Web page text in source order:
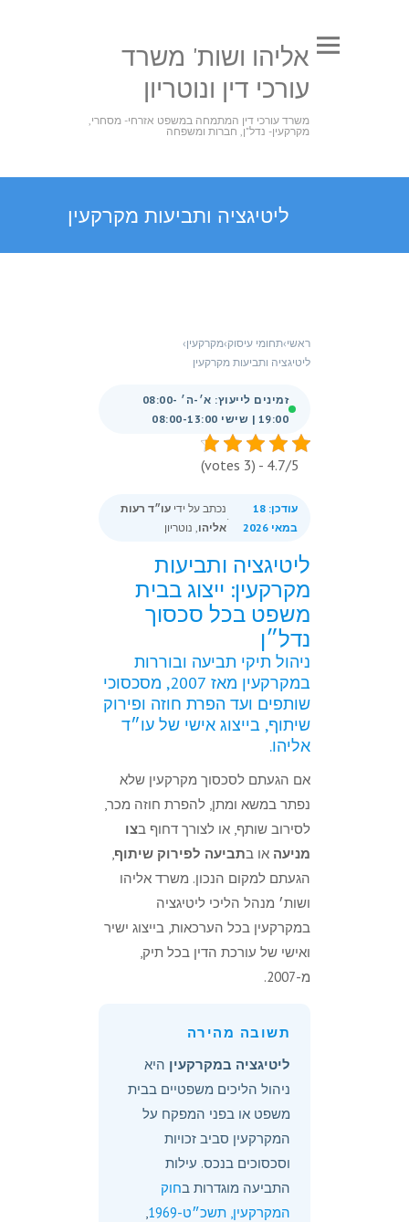
אליהו ושות' משרד
עורכי דין ונוטריון
משרד עורכי דין המתמחה במשפט אזרחי- מסחרי,
מקרקעין- נדל"ן, חברות ומשפחה
ליטיגציה ותביעות מקרקעין
ראשי›תחומי עיסוק›מקרקעין›
ליטיגציה ותביעות מקרקעין
זמינים לייעוץ: א׳-ה׳ 08:00-
19:00 | שישי 08:00-13:00
4.7/5 - (3 votes)
עודכן: 18
במאי 2026
·
נכתב על ידיעו״ד רעות
אליהו, נוטריון
ליטיגציה ותביעות
מקרקעין: ייצוג בבית
משפט בכל סכסוך
נדל״ן
ניהול תיקי תביעה ובוררות
במקרקעין מאז 2007, מסכסוכי
שותפים ועד הפרת חוזה ופירוק
שיתוף, בייצוג אישי של עו״ד
אליהו.
אם הגעתם לסכסוך מקרקעין שלא
נפתר במשא ומתן, להפרת חוזה מכר,
לסירוב שותף, או לצורך דחוף בצו
מניעה או בתביעה לפירוק שיתוף,
הגעתם למקום הנכון. משרד אליהו
ושות׳ מנהל הליכי ליטיגציה
במקרקעין בכל הערכאות, בייצוג ישיר
ואישי של עורכת הדין בכל תיק,
מ-2007.
תשובה מהירה
ליטיגציה במקרקעין היא
ניהול הליכים משפטיים בבית
משפט או בפני המפקח על
המקרקעין סביב זכויות
וסכסוכים בנכס. עילות
התביעה מוגדרות בחוק
המקרקעין, תשכ״ט-1969
,